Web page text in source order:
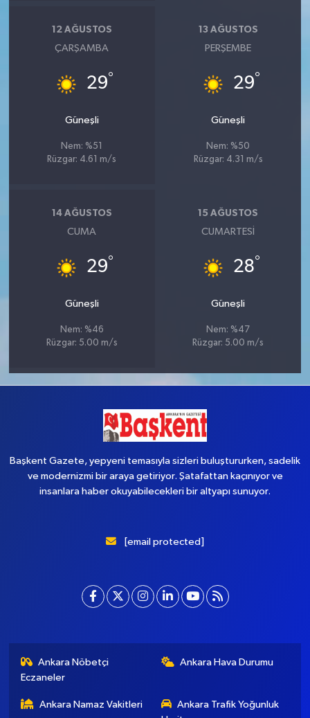
12 AĞUSTOS
ÇARŞAMBA
29°
Güneşli
Nem: %51
Rüzgar: 4.61 m/s
13 AĞUSTOS
PERŞEMBE
29°
Güneşli
Nem: %50
Rüzgar: 4.31 m/s
14 AĞUSTOS
CUMA
29°
Güneşli
Nem: %46
Rüzgar: 5.00 m/s
15 AĞUSTOS
CUMARTESI
28°
Güneşli
Nem: %47
Rüzgar: 5.00 m/s
Başkent Gazete, yepyeni temasıyla sizleri buluştururken, sadelik
ve modernizmi bir araya getiriyor. Şatafattan kaçınıyor ve
insanlara haber okuyabilecekleri bir altyapı sunuyor.
[email protected]
Ankara Nöbetçi
Eczaneler
Ankara Hava Durumu
Ankara Namaz Vakitleri
Ankara Trafik Yoğunluk